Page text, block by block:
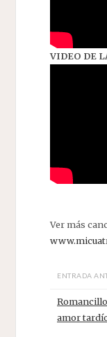
VIDEO DE
Ver más
ENTRADA
amor